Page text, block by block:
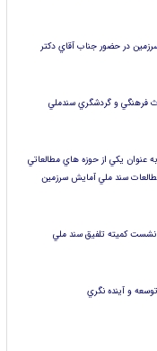
در حضور جناب آقاي دكتر
فرهنگي و گردشگري سندملي
عنوان يكي از حوزه هاي مطالعاتي
سند ملي آمايش سرزمين
نشست كميته تلفيق سند ملي
و آينده نگري